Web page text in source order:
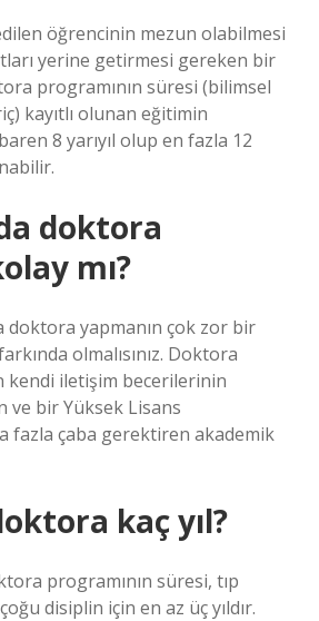
öğrencinin mezun olabilmesi
yerine getirmesi gereken bir
programının süresi (bilimsel
kayıtlı olunan eğitimin
8 yarıyıl olup en fazla 12
doktora
mı?
doktora yapmanın çok zor bir
olmalısınız. Doktora
kendi iletişim becerilerinin
ve bir Yüksek Lisans
fazla çaba gerektiren akademik
kaç yıl?
programının süresi, tıp
disiplin için en az üç yıldır.